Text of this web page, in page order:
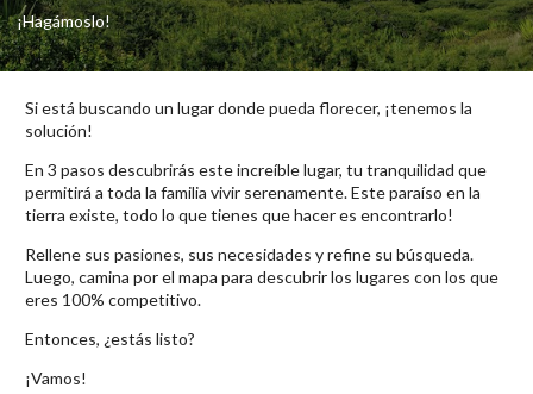
¡Hagámoslo!
Si está buscando un lugar donde pueda florecer, ¡tenemos la
solución!
En 3 pasos descubrirás este increíble lugar, tu tranquilidad que
permitirá a toda la familia vivir serenamente. Este paraíso en la
tierra existe, todo lo que tienes que hacer es encontrarlo!
Rellene sus pasiones, sus necesidades y refine su búsqueda.
Luego, camina por el mapa para descubrir los lugares con los que
eres 100% competitivo.
Entonces, ¿estás listo?
¡Vamos!